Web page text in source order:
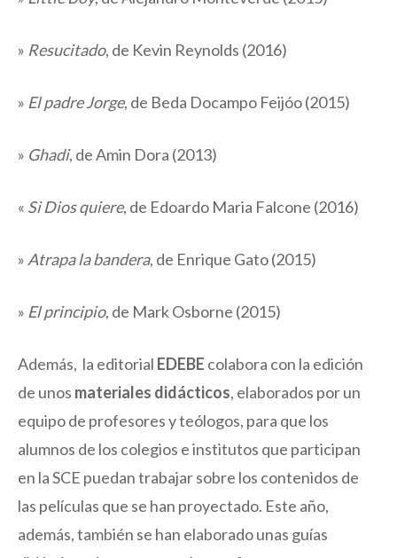
» Resucitado, de Kevin Reynolds (2016)
» El padre Jorge, de Beda Docampo Feijóo (2015)
» Ghadi, de Amin Dora (2013)
« Si Dios quiere, de Edoardo Maria Falcone (2016)
» Atrapa la bandera, de Enrique Gato (2015)
» El principio, de Mark Osborne (2015)
Además, la editorial EDEBE colabora con la edición
de unos materiales didácticos, elaborados por un
equipo de profesores y teólogos, para que los
alumnos de los colegios e institutos que participan
en la SCE puedan trabajar sobre los contenidos de
las películas que se han proyectado. Este año,
además, también se han elaborado unas guías